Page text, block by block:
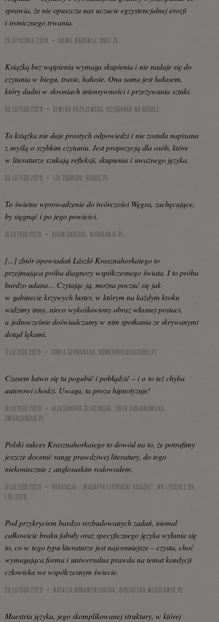
sprawia, że nie opuszcza nas uczucie egzystencjalnej erozji
i ironicznego trwania.
29 STYCZNIA 2026 KAMIL DACHNIJ, ONET.PL
Książką bez wątpienia wymaga skupienia i nie nadaje się do
czytania w biegu, trasie, hałasie. Ona sama jest hałasem,
który dudni w skroniach intensywności i przeżywania sztuki.
03 LUTEGO 2026 ELWIRA PRZYJEMSKA, KSIĘGARKA NA REGALE
Ta książka nie daje prostych odpowiedzi i nie została napisana
z myślą o szybkim czytaniu. Jest propozycją dla osób, które
w literaturze szukają refleksji, skupienia i uważnego języka.
03 LUTEGO 2026 IZA ZABALOV, READS.PL
To świetne wprowadzenie do twórczości Węgra, zachęcające,
by sięgnąć i po jego powieści.
16 LUTEGO 2026 ADAM SKALSKI, NAEKRANIE.PL
[...] zbiór opowiadań László Krasznahorkaiego to
przejmująca próba diagnozy współczesnego świata. I to próba
bardzo udana… Czytając ją, można poczuć się jak
w gabinecie krzywych luster, w którym na każdym kroku
widzimy inny, nieco wykoślawiony obraz własnej postaci,
a jednocześnie doświadczamy w nim spotkania ze skrywanymi
dotąd lękami.
17 LUTEGO 2026 SONIA SZYMAŃSKA, KOMORNIKIDLACIEBIE.PL
Czasem łatwo się tu pogubić i pobłądzić – i o to też chyba
autorowi chodzi. Uwaga, ta proza hipnotyzuje!
18 LUTEGO 2026
ALEKSANDRA ŻELAZIŃSKA, ZOFIA FABJANOWSKA,
ZWIERCIADLO.PL
Polski sukces Krasznahorkaiego to dowód na to, że potrafimy
jeszcze docenić rangę prawdziwej literatury, do tego
niekoniecznie z anglosaskim rodowodem.
19 LUTEGO 2026
REDAKCJA , „MAGAZYN LITERACKI KSIĄŻKI”, NR 1/2026 Z DN.
1.01.2026
Pod przykryciem bardzo rozbudowanych zadań, niemal
całkowicie braku fabuły oraz specyficznego języka wyłania się
to, co w tego typu literaturze jest najcenniejsze – czysta, choć
wymagająca forma i uniwersalna prawda na temat kondycji
człowieka we współczesnym świecie.
23 LUTEGO 2026 NATALIA BONAWENTURSKA, BIBLIOTEKA.WLOCLAWEK.PL
Maestria języka, jego skomplikowanej struktury, w której